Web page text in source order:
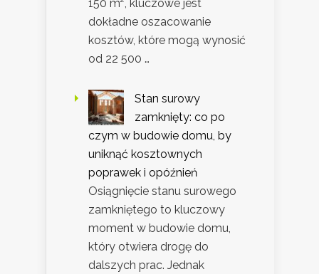
150 m², kluczowe jest
dokładne oszacowanie
kosztów, które mogą wynosić
od 22 500 …
Stan surowy
zamknięty: co po
czym w budowie domu, by
uniknąć kosztownych
poprawek i opóźnień
Osiągnięcie stanu surowego
zamkniętego to kluczowy
moment w budowie domu,
który otwiera drogę do
dalszych prac. Jednak